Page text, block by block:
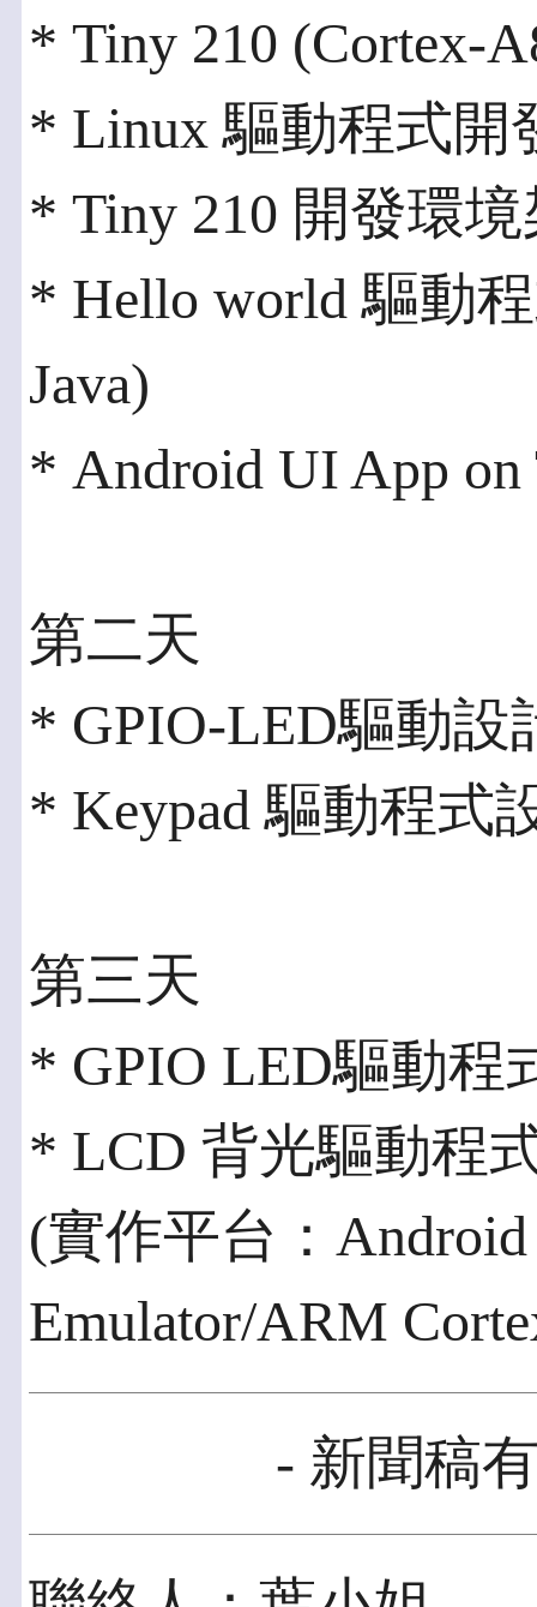
* Tiny 210 (Cortex-
* Linux 驅動程式開
* Tiny 210 開發環
* Hello world 驅動
Java)
* Android UI App on
第二天
* GPIO-LED驅動設
* Keypad 驅動程式
第三天
* GPIO LED驅動程
* LCD 背光驅動程
(實作平台：Android
Emulator/ARM
- 新聞稿